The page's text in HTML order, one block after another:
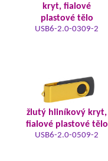
kryt, fialové
plastové tělo
USB6-2.0-0309-2
žlutý hliníkový kryt,
fialové plastové tělo
USB6-2.0-0509-2